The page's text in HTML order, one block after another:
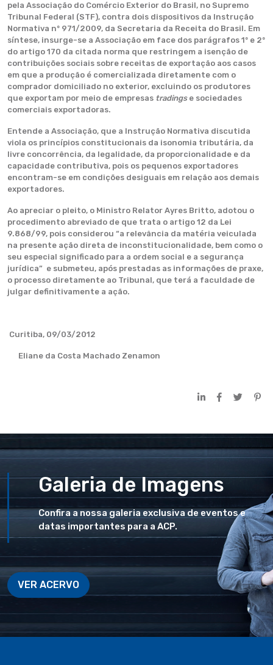
pela Associação do Comércio Exterior do Brasil, no Supremo
Tribunal Federal (STF), contra dois dispositivos da Instrução
Normativa nº 971/2009, da Secretaria da Receita do Brasil. Em
síntese, insurge-se a Associação em face dos parágrafos 1º e 2º
do artigo 170 da citada norma que restringem a isenção de
contribuições sociais sobre receitas de exportação aos casos
em que a produção é comercializada diretamente com o
comprador domiciliado no exterior, excluindo os produtores
que exportam por meio de empresas tradingse sociedades
comerciais exportadoras.
Entende a Associação, que a Instrução Normativa discutida
viola os princípios constitucionais da isonomia tributária, da
livre concorrência, da legalidade, da proporcionalidade e da
capacidade contributiva, pois os pequenos exportadores
encontram-se em condições desiguais em relação aos demais
exportadores.
Ao apreciar o pleito, o Ministro Relator Ayres Britto, adotou o
procedimento abreviado de que trata o artigo 12 da Lei
9.868/99, pois considerou “a relevância da matéria veiculada
na presente ação direta de inconstitucionalidade, bem como o
seu especial significado para a ordem social e a segurança
jurídica” e submeteu, após prestadas as informações de praxe,
o processo diretamente ao Tribunal, que terá a faculdade de
julgar definitivamente a ação.
Curitiba, 09/03/2012
Eliane da Costa Machado Zenamon
Galeria de Imagens
Confira a nossa galeria exclusiva de eventos e
datas importantes para a ACP.
VER ACERVO